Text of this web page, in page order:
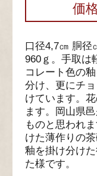
価
口径4,7㎝ 胴径
960ｇ。手取は
コレート色の
分け、更にチ
けています。
ます。岡山県
ものと思われ
けた薄作りの
釉を掛け分け
た様です。